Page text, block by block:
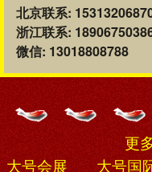
北京联系:
浙江联系:
微信: 13018808788
更
大号会展
大号国